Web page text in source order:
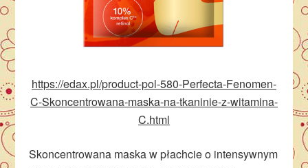
https://edax.pl/product-pol-580-Perfecta-Fenomen-
C-Skoncentrowana-maska-na-tkaninie-z-witamina-
C.html
Skoncentrowana maska w płachcie o intensywnym